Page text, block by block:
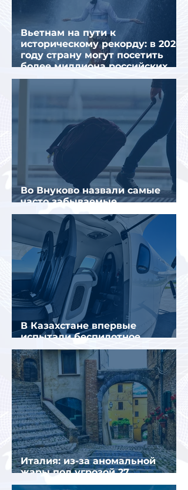
Вьетнам на пути к
историческому рекорду: в 2026
году страну могут посетить
более миллиона российских
туристов
Во Внуково назвали самые
часто забываемые
пассажирами вещи
В Казахстане впервые
испытали беспилотное
аэротакси с пассажирами
Италия: из-за аномальной
жары под угрозой 27
крупнейших городов